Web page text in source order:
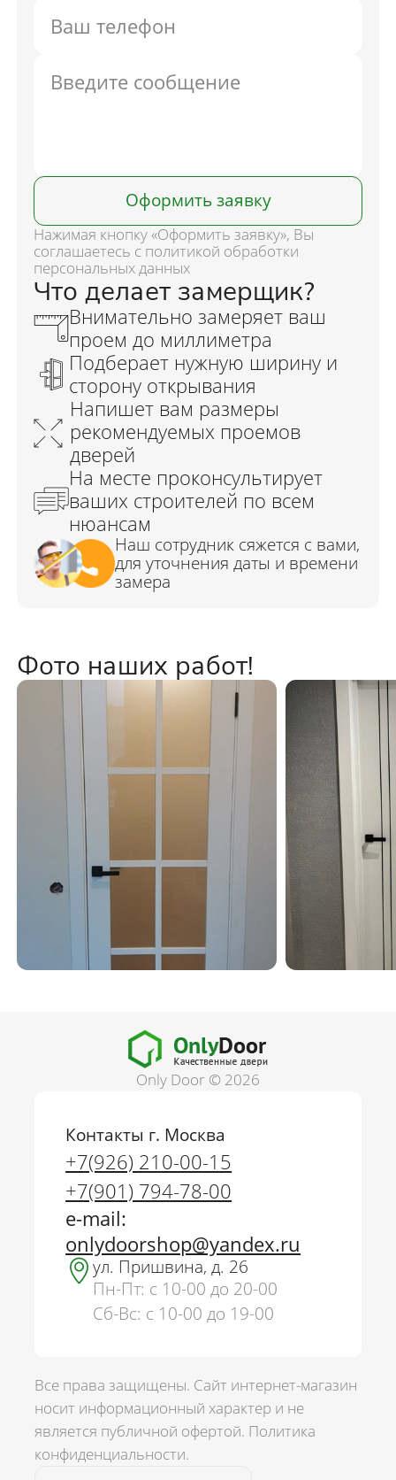
г. Москва
+7(926) 210-00-15
Оформить заявку
Нажимая кнопку «Оформить заявку», Вы
соглашаетесь с политикой обработки
персональных данных
Фото наших работ!
Only Door © 2026
Контакты г. Москва
+7(926) 210-00-15
+7(901) 794-78-00
e-mail:
onlydoorshop@yandex.ru
ул. Пришвина, д. 26
Пн-Пт: с 10-00 до 20-00
Сб-Вс: с 10-00 до 19-00
Все права защищены. Сайт интернет-магазин
носит информационный характер и не
является публичной офертой. Политика
конфиденциальности.